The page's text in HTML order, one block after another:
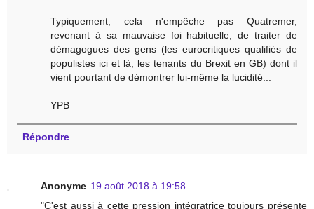
Typiquement, cela n'empêche pas Quatremer,
revenant à sa mauvaise foi habituelle, de traiter de
démagogues des gens (les eurocritiques qualifiés de
populistes ici et là, les tenants du Brexit en GB) dont il
vient pourtant de démontrer lui-même la lucidité...
YPB
Répondre
Anonyme 19 août 2018 à 19:58
"C'est aussi à cette pression intégratrice toujours présente